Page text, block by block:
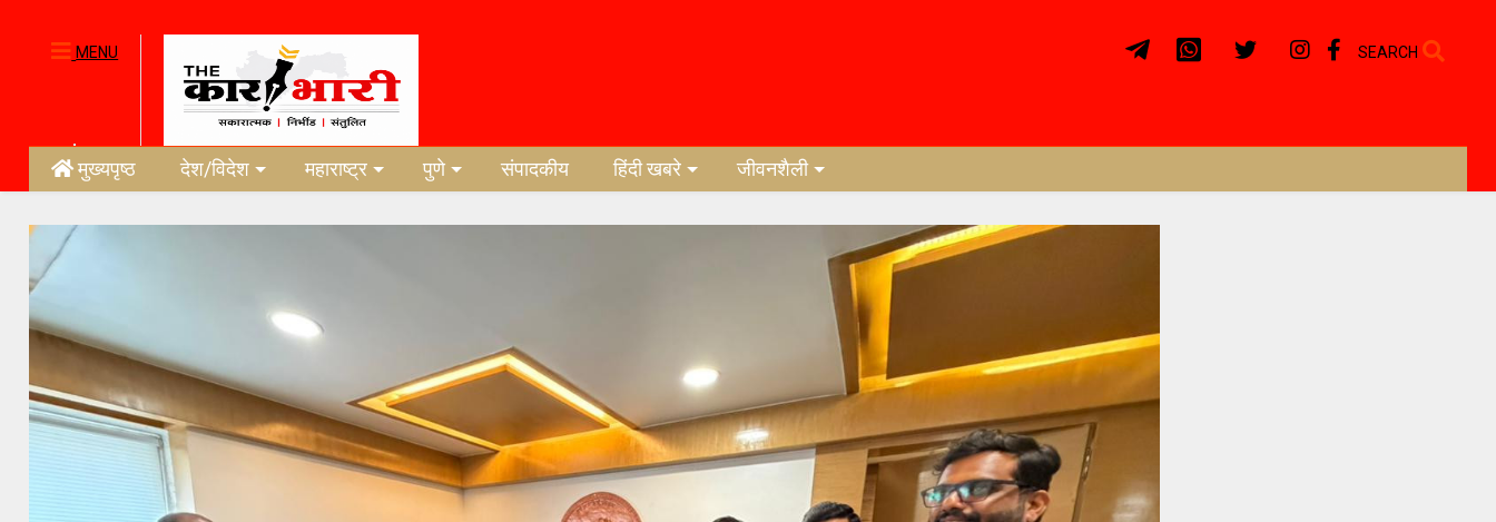
MENU SEARCH
मुख्यपृष्ठ देश/विदेश महाराष्ट्र पुणे संपादकीय हिंदी खबरे जीवनशैली